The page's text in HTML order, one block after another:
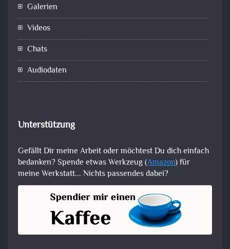
Galerien
Videos
Chats
Audiodaten
Unterstützung
Gefällt Dir meine Arbeit oder möchtest Du dich einfach
bedanken? Spende etwas Werkzeug (Amazon) für
meine Werkstatt... Nichts passendes dabei?